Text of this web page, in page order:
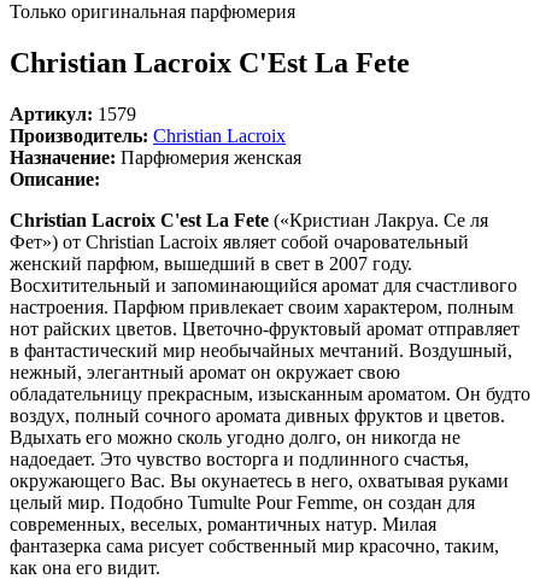
Только оригинальная парфюмерия
Christian Lacroix C'Est La Fete
Артикул: 1579
Производитель: Christian Lacroix
Назначение: Парфюмерия женская
Описание:
Christian Lacroix C'est La Fete («Кристиан Лакруа. Се ля
Фет») от Christian Lacroix являет собой очаровательный
женский парфюм, вышедший в свет в 2007 году.
Восхитительный и запоминающийся аромат для счастливого
настроения. Парфюм привлекает своим характером, полным
нот райских цветов. Цветочно-фруктовый аромат отправляет
в фантастический мир необычайных мечтаний. Воздушный,
нежный, элегантный аромат он окружает свою
обладательницу прекрасным, изысканным ароматом. Он будто
воздух, полный сочного аромата дивных фруктов и цветов.
Вдыхать его можно сколь угодно долго, он никогда не
надоедает. Это чувство восторга и подлинного счастья,
окружающего Вас. Вы окунаетесь в него, охватывая руками
целый мир. Подобно Tumulte Pour Femme, он создан для
современных, веселых, романтичных натур. Милая
фантазерка сама рисует собственный мир красочно, таким,
как она его видит.